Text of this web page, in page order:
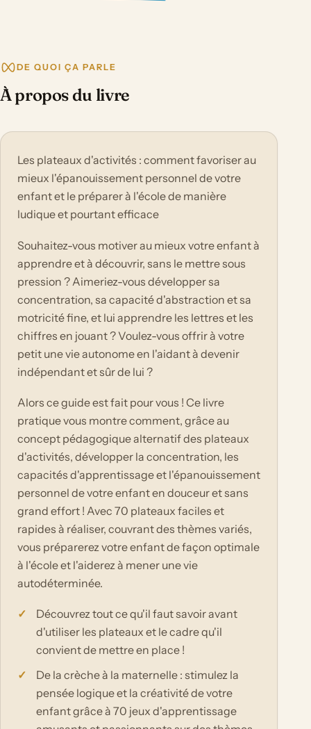
DE QUOI ÇA PARLE
À propos du livre
Les plateaux d'activités : comment favoriser au
mieux l'épanouissement personnel de votre
enfant et le préparer à l'école de manière
ludique et pourtant efficace
Souhaitez-vous motiver au mieux votre enfant à
apprendre et à découvrir, sans le mettre sous
pression ? Aimeriez-vous développer sa
concentration, sa capacité d'abstraction et sa
motricité fine, et lui apprendre les lettres et les
chiffres en jouant ? Voulez-vous offrir à votre
petit une vie autonome en l'aidant à devenir
indépendant et sûr de lui ?
Alors ce guide est fait pour vous ! Ce livre
pratique vous montre comment, grâce au
concept pédagogique alternatif des plateaux
d'activités, développer la concentration, les
capacités d'apprentissage et l'épanouissement
personnel de votre enfant en douceur et sans
grand effort ! Avec 70 plateaux faciles et
rapides à réaliser, couvrant des thèmes variés,
vous préparerez votre enfant de façon optimale
à l'école et l'aiderez à mener une vie
autodéterminée.
Découvrez tout ce qu'il faut savoir avant
d'utiliser les plateaux et le cadre qu'il
convient de mettre en place !
De la crèche à la maternelle : stimulez la
pensée logique et la créativité de votre
enfant grâce à 70 jeux d'apprentissage